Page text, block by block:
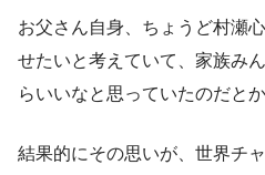
お父さん自身、ちょうど村瀬
せたいと考えていて、家族み
らいいなと思っていたのだとか
結果的にその思いが、世界チ